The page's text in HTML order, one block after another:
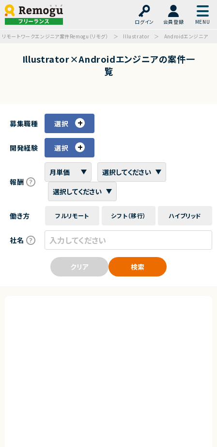
フリーランス ログイン
会員登録
リモートワークエンジニア案件Remogu（リモグ）
Illustrator Androidエンジニア
Illustrator×Androidエンジニアの案件一
覧
募集職種 選択
開発経験 選択
報酬
働き方 フルリモート シフト（移行） ハイブリッド
社名
クリア 検索